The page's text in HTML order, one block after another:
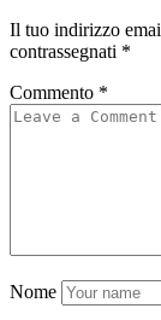
Il tuo indirizzo
contrassegnati *
Commento *
Nome